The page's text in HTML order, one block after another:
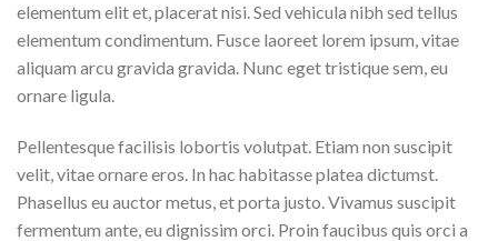
elementum elit et, placerat nisi. Sed vehicula nibh sed tellus
elementum condimentum. Fusce laoreet lorem ipsum, vitae
aliquam arcu gravida gravida. Nunc eget tristique sem, eu
ornare ligula.
Pellentesque facilisis lobortis volutpat. Etiam non suscipit
velit, vitae ornare eros. In hac habitasse platea dictumst.
Phasellus eu auctor metus, et porta justo. Vivamus suscipit
fermentum ante, eu dignissim orci. Proin faucibus quis orci a